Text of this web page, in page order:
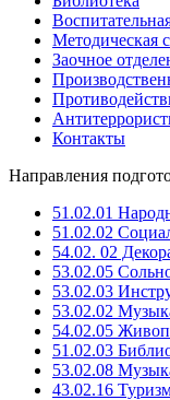
Методическая
Заочное
Контакты
Направления
51.02.01
51.02.02
54.02. 02
53.02.05
53.02.03
53.02.02
54.02.05
51.02.03
53.02.08
43.02.16